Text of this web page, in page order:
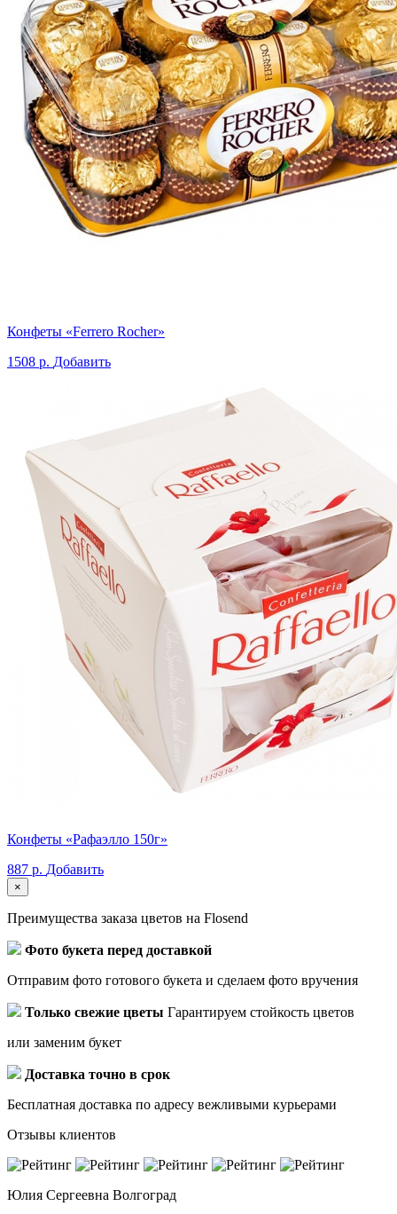
Конфеты «Ferrero Rocher»
1508 р. Добавить
Конфеты «Рафаэлло 150г»
887 р. Добавить
×
Преимущества заказа цветов на Flosend
Фото букета перед доставкой
Отправим фото готового букета и сделаем фото вручения
Только свежие цветы Гарантируем стойкость цветов
или заменим букет
Доставка точно в срок
Бесплатная доставка по адресу вежливыми курьерами
Отзывы клиентов
Юлия Сергеевна Волгоград